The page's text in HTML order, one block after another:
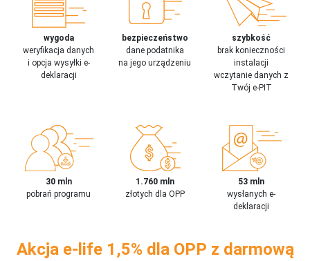
wygoda
weryfikacja danych
i opcja wysyłki e-
deklaracji
bezpieczeństwo
dane podatnika
na jego urządzeniu
szybkość
brak konieczności
instalacji
wczytanie danych z
Twój e-PIT
30 mln
pobrań programu
1.760 mln
złotych dla OPP
53 mln
wysłanych e-
deklaracji
Akcja e-life 1,5% dla OPP z darmową